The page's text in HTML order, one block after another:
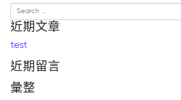
Search
近期文章
test
近期留言
彙整